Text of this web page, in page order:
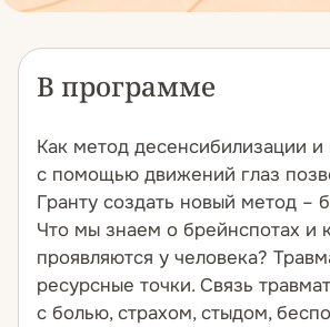
В программе
Как метод десенсибилизации и
с помощью движений глаз
Гранту создать новый метод –
Что мы знаем о брейнспотах и
проявляются у человека?
ресурсные точки. Связь
с болью, страхом, стыдом,